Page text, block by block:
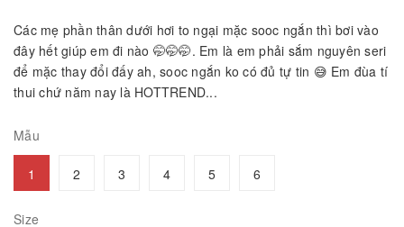
Các mẹ phần thân dưới hơi to ngại mặc sooc ngắn thì bơi vào
đây hết giúp em đi nào 🤭🤭🤭. Em là em phải sắm nguyên seri
để mặc thay đổi đấy ah, sooc ngắn ko có đủ tự tin 😅 Em đùa tí
thui chứ năm nay là HOTTREND...
Mẫu
1 2 3 4 5 6
Size